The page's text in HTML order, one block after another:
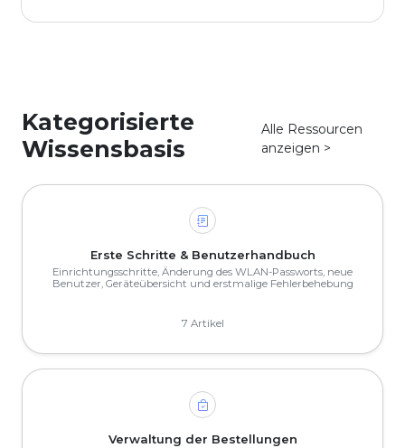
Kategorisierte
Wissensbasis
Alle Ressourcen
anzeigen >
Erste Schritte & Benutzerhandbuch
Einrichtungsschritte, Änderung des WLAN-Passworts, neue
Benutzer, Geräteübersicht und erstmalige Fehlerbehebung
7 Artikel
Verwaltung der Bestellungen